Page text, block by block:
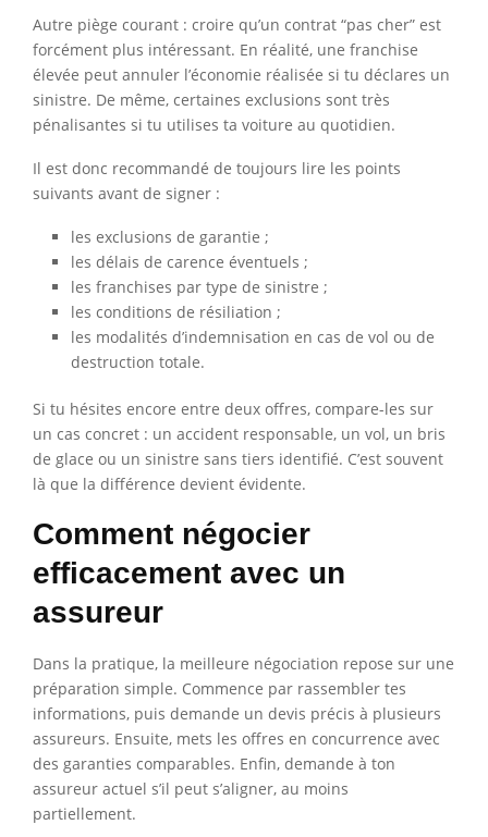
Autre piège courant : croire qu’un contrat “pas cher” est
forcément plus intéressant. En réalité, une franchise
élevée peut annuler l’économie réalisée si tu déclares un
sinistre. De même, certaines exclusions sont très
pénalisantes si tu utilises ta voiture au quotidien.
Il est donc recommandé de toujours lire les points
suivants avant de signer :
les exclusions de garantie ;
les délais de carence éventuels ;
les franchises par type de sinistre ;
les conditions de résiliation ;
les modalités d’indemnisation en cas de vol ou de
destruction totale.
Si tu hésites encore entre deux offres, compare-les sur
un cas concret : un accident responsable, un vol, un bris
de glace ou un sinistre sans tiers identifié. C’est souvent
là que la différence devient évidente.
Comment négocier
efficacement avec un
assureur
Dans la pratique, la meilleure négociation repose sur une
préparation simple. Commence par rassembler tes
informations, puis demande un devis précis à plusieurs
assureurs. Ensuite, mets les offres en concurrence avec
des garanties comparables. Enfin, demande à ton
assureur actuel s’il peut s’aligner, au moins
partiellement.